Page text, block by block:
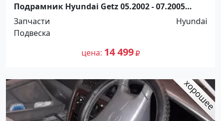
Подрамник Hyundai Getz 05.2002 - 07.2005
Краснодар
Запчасти
Hyundai
Подвеска
цена 14 499